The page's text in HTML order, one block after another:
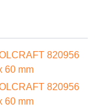
820956
60 mm
820956
60 mm